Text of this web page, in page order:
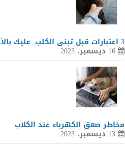
3 اعتبارات قبل تبنى الكلب, عليك بالأخذ بهم
16 ديسمبر، 2023
مخاطر صعق الكهرباء عند الكلاب
13 ديسمبر، 2023